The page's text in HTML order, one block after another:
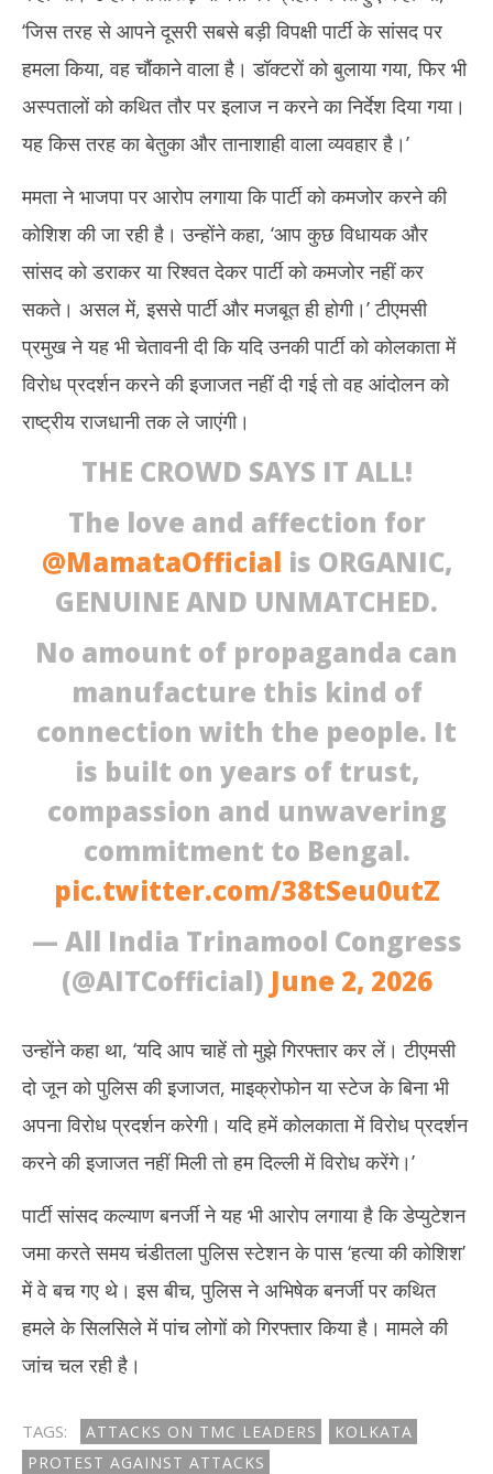
‘जिस तरह से आपने दूसरी सबसे बड़ी विपक्षी पार्टी के सांसद पर
हमला किया, वह चौंकाने वाला है। डॉक्टरों को बुलाया गया, फिर भी
अस्पतालों को कथित तौर पर इलाज न करने का निर्देश दिया गया।
यह किस तरह का बेतुका और तानाशाही वाला व्यवहार है।’
ममता ने भाजपा पर आरोप लगाया कि पार्टी को कमजोर करने की
कोशिश की जा रही है। उन्होंने कहा, ‘आप कुछ विधायक और
सांसद को डराकर या रिश्वत देकर पार्टी को कमजोर नहीं कर
सकते। असल में, इससे पार्टी और मजबूत ही होगी।’ टीएमसी
प्रमुख ने यह भी चेतावनी दी कि यदि उनकी पार्टी को कोलकाता में
विरोध प्रदर्शन करने की इजाजत नहीं दी गई तो वह आंदोलन को
राष्ट्रीय राजधानी तक ले जाएंगी।
THE CROWD SAYS IT ALL!
The love and affection for
@MamataOfficial is ORGANIC,
GENUINE AND UNMATCHED.
No amount of propaganda can
manufacture this kind of
connection with the people. It
is built on years of trust,
compassion and unwavering
commitment to Bengal.
pic.twitter.com/38tSeu0utZ
— All India Trinamool Congress
(@AITCofficial) June 2, 2026
उन्होंने कहा था, ‘यदि आप चाहें तो मुझे गिरफ्तार कर लें। टीएमसी
दो जून को पुलिस की इजाजत, माइक्रोफोन या स्टेज के बिना भी
अपना विरोध प्रदर्शन करेगी। यदि हमें कोलकाता में विरोध प्रदर्शन
करने की इजाजत नहीं मिली तो हम दिल्ली में विरोध करेंगे।’
पार्टी सांसद कल्याण बनर्जी ने यह भी आरोप लगाया है कि डेप्युटेशन
जमा करते समय चंडीतला पुलिस स्टेशन के पास ‘हत्या की कोशिश’
में वे बच गए थे। इस बीच, पुलिस ने अभिषेक बनर्जी पर कथित
हमले के सिलसिले में पांच लोगों को गिरफ्तार किया है। मामले की
जांच चल रही है।
TAGS: ATTACKS ON TMC LEADERS
KOLKATA
PROTEST AGAINST ATTACKS